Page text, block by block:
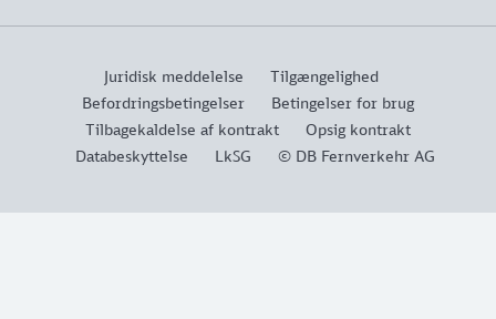
Juridisk meddelelse
Tilgængelighed
Befordringsbetingelser
Betingelser for brug
Tilbagekaldelse af kontrakt
Opsig kontrakt
Databeskyttelse
LkSG © DB Fernverkehr AG